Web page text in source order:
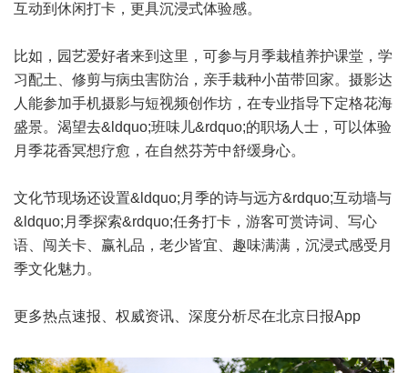
互动到休闲打卡，更具沉浸式体验感。
比如，园艺爱好者来到这里，可参与月季栽植养护课堂，学
习配土、修剪与病虫害防治，亲手栽种小苗带回家。摄影达
人能参加手机摄影与短视频创作坊，在专业指导下定格花海
盛景。渴望去&ldquo;班味儿&rdquo;的职场人士，可以体验
月季花香冥想疗愈，在自然芬芳中舒缓身心。
文化节现场还设置&ldquo;月季的诗与远方&rdquo;互动墙与
&ldquo;月季探索&rdquo;任务打卡，游客可赏诗词、写心
语、闯关卡、赢礼品，老少皆宜、趣味满满，沉浸式感受月
季文化魅力。
更多热点速报、权威资讯、深度分析尽在北京日报App